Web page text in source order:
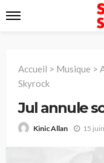
Accueil > Musique >
Skyrock
Jul annule
Kinic Allan 15